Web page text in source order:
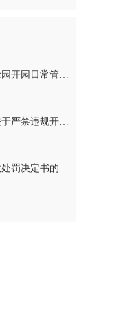
关于沅陵县湘西剿匪烈士纪念园开园日常管理规定（草案）公开征求意见的公告
沅陵县人民政府征兵办公室关于严禁违规开展 涉征兵商业化培训的公告
关于将依法作出交通管理行政处罚决定书的公告